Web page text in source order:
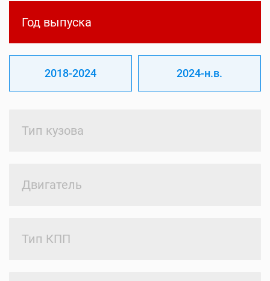
Год выпуска
2018-2024 2024-н.в.
Тип кузова
Двигатель
Тип КПП